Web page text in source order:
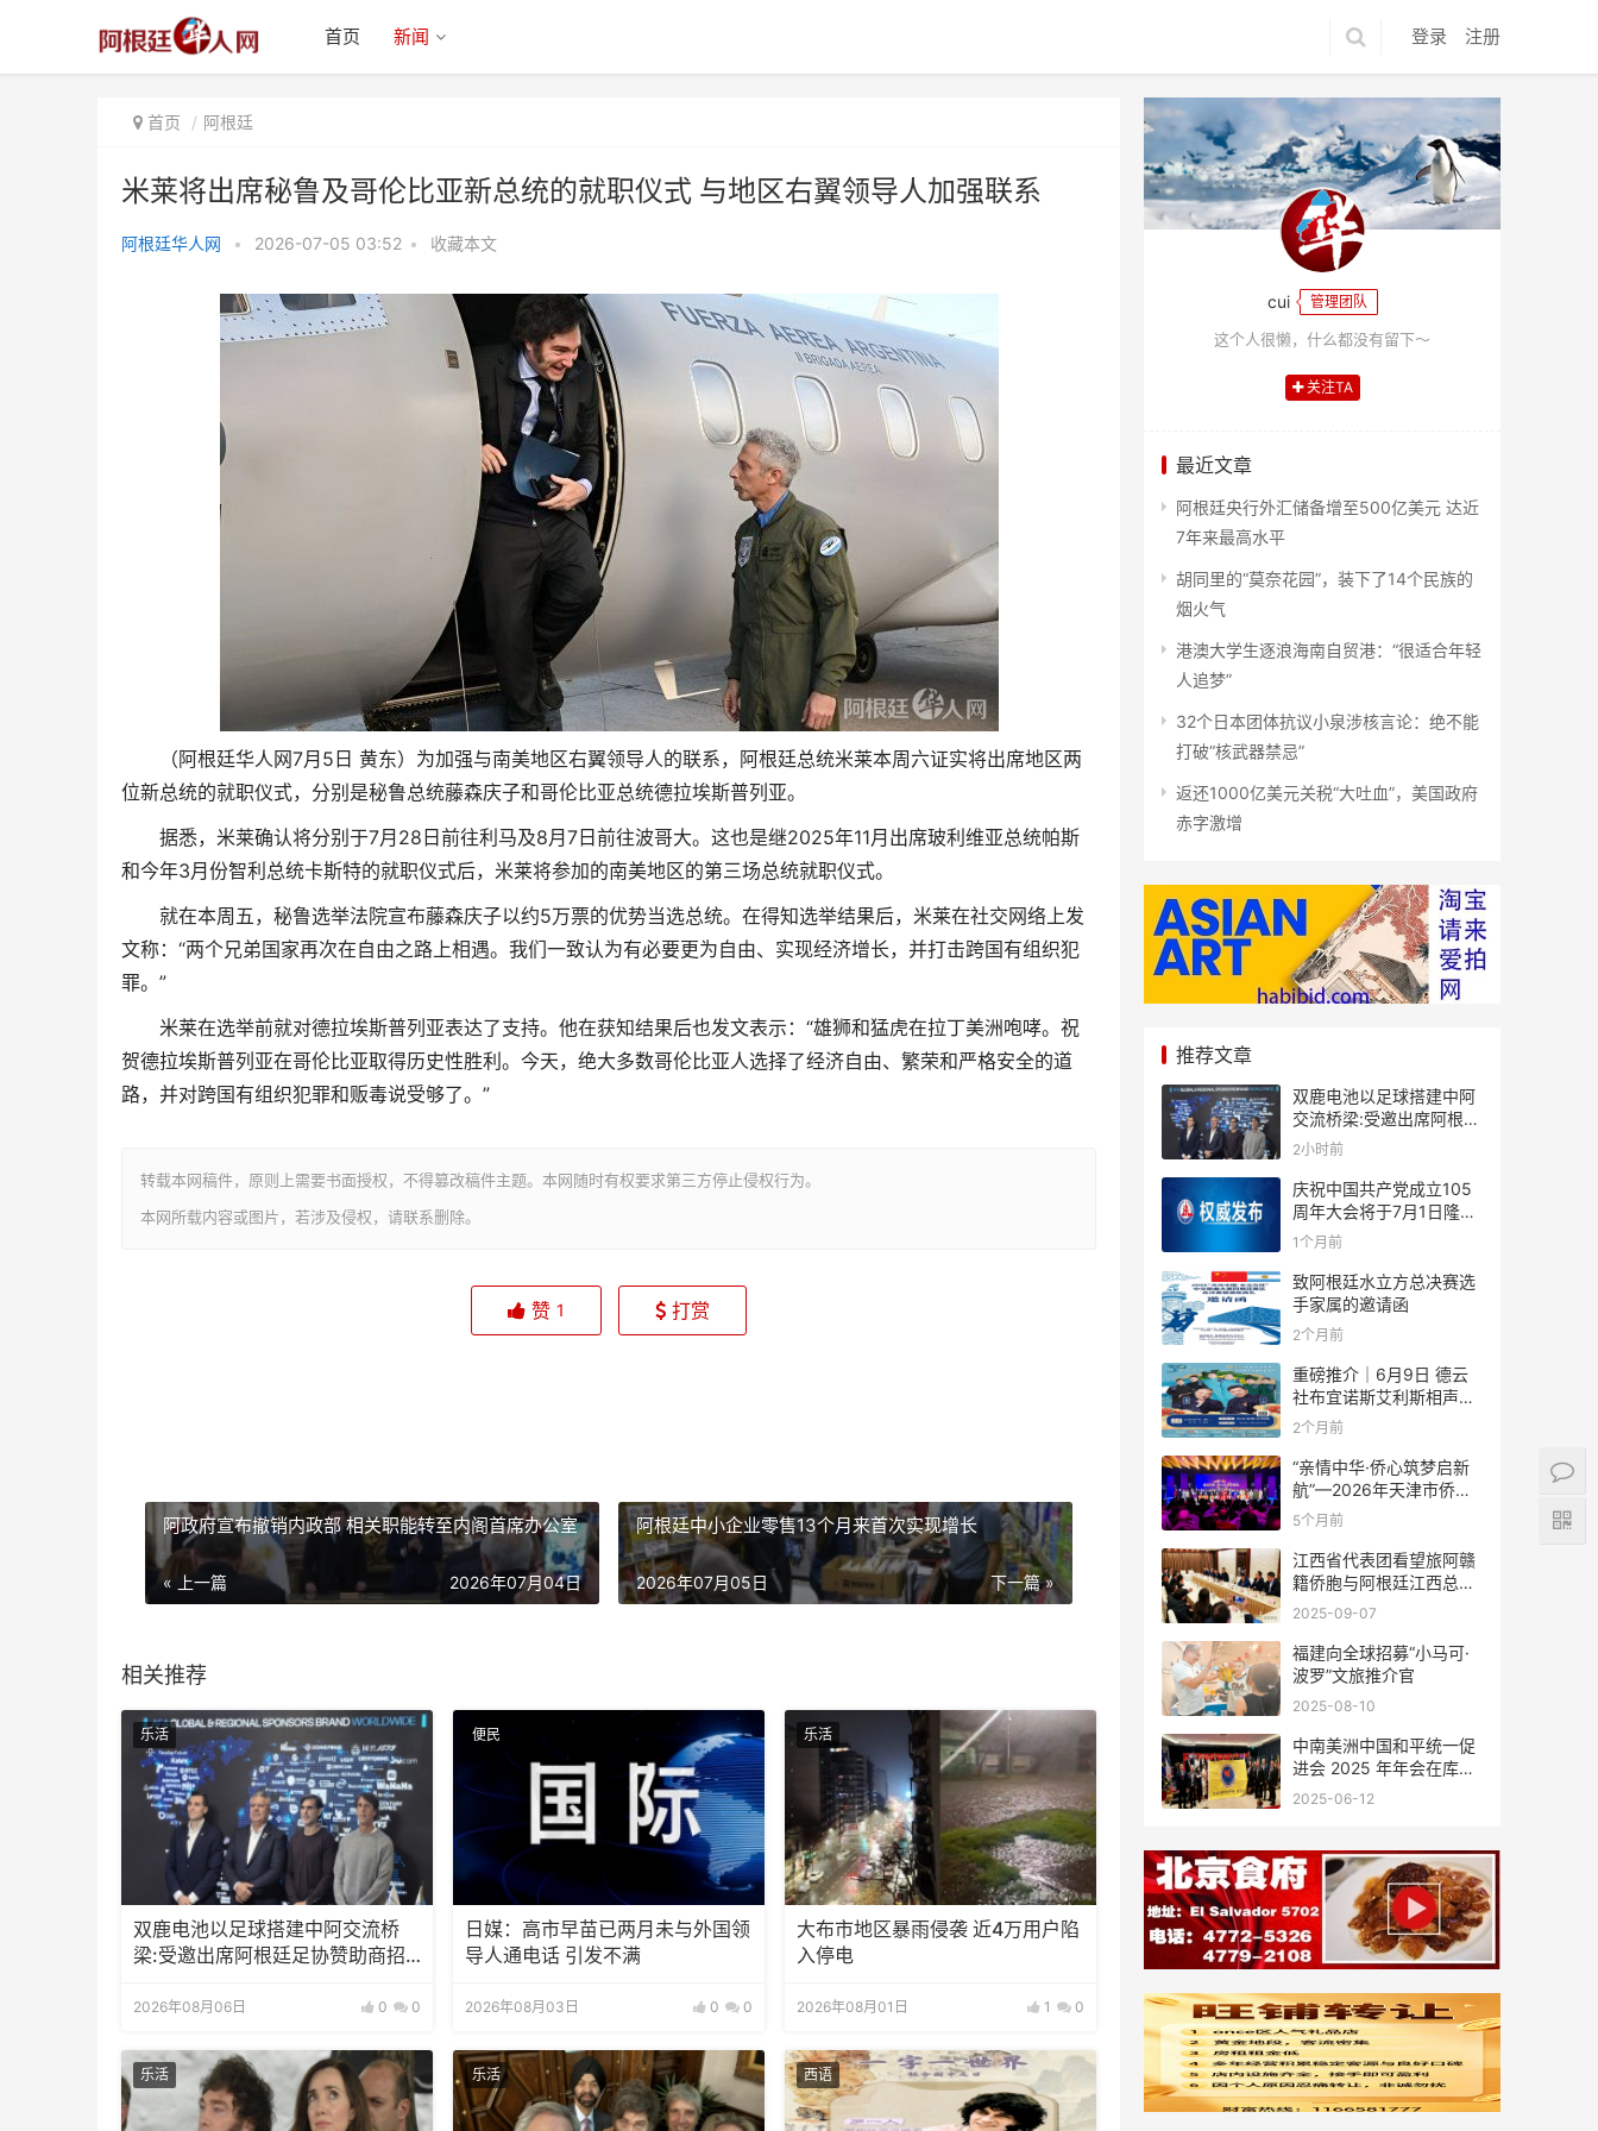
登录 注册
首页 新闻
首页 阿根廷
米莱将出席秘鲁及哥伦比亚新总统的就职仪式 与地区右翼领导人加强联系
阿根廷华人网 • 2026-07-05 03:52 • 收藏本文
（阿根廷华人网7月5日 黄东）为加强与南美地区右翼领导人的联系，阿根廷总统米莱本周六证实将出席地区两
位新总统的就职仪式，分别是秘鲁总统藤森庆子和哥伦比亚总统德拉埃斯普列亚。
据悉，米莱确认将分别于7月28日前往利马及8月7日前往波哥大。这也是继2025年11月出席玻利维亚总统帕斯
和今年3月份智利总统卡斯特的就职仪式后，米莱将参加的南美地区的第三场总统就职仪式。
就在本周五，秘鲁选举法院宣布藤森庆子以约5万票的优势当选总统。在得知选举结果后，米莱在社交网络上发
文称：“两个兄弟国家再次在自由之路上相遇。我们一致认为有必要更为自由、实现经济增长，并打击跨国有组织犯
罪。”
米莱在选举前就对德拉埃斯普列亚表达了支持。他在获知结果后也发文表示：“雄狮和猛虎在拉丁美洲咆哮。祝
贺德拉埃斯普列亚在哥伦比亚取得历史性胜利。今天，绝大多数哥伦比亚人选择了经济自由、繁荣和严格安全的道
路，并对跨国有组织犯罪和贩毒说受够了。”
转载本网稿件，原则上需要书面授权，不得篡改稿件主题。本网随时有权要求第三方停止侵权行为。
本网所载内容或图片，若涉及侵权，请联系删除。
的就职仪式 与地区右翼
赞 1 打赏
阿政府宣布撤销内政部 相关职能转至内阁首席办公室
« 上一篇 2026年07月04日
阿根廷中小企业零售13个月来首次实现增长
下一篇 »
2026年07月05日
相关推荐
乐活
双鹿电池以足球搭建中阿交流桥
梁:受邀出席阿根廷足协赞助商招
2026年08月06日 0 0
便民
日媒：高市早苗已两月未与外国领
导人通电话 引发不满
2026年08月03日 0 0
乐活
大布市地区暴雨侵袭 近4万用户陷
入停电
2026年08月01日 1 0
乐活 乐活 西语
cui 管理团队
这个人很懒，什么都没有留下～
关注TA
最近文章
阿根廷央行外汇储备增至500亿美元 达近
7年来最高水平
胡同里的“莫奈花园”，装下了14个民族的
烟火气
港澳大学生逐浪海南自贸港：“很适合年轻
人追梦”
32个日本团体抗议小泉涉核言论：绝不能
打破“核武器禁忌”
返还1000亿美元关税“大吐血”，美国政府
赤字激增
推荐文章
双鹿电池以足球搭建中阿
交流桥梁:受邀出席阿根廷
足协赞助商招待会！
2小时前
庆祝中国共产党成立105
周年大会将于7月1日隆重
举行
1个月前
致阿根廷水立方总决赛选
手家属的邀请函
2个月前
重磅推介｜6月9日 德云
社布宜诺斯艾利斯相声专
场！国风曲艺邂逅南美风
结！
2个月前
“亲情中华·侨心筑梦启新
航”—2026年天津市侨界
新春联谊活动成功举办
5个月前
江西省代表团看望旅阿赣
籍侨胞与阿根廷江西总商
会座谈
2025-09-07
福建向全球招募“小马可·
波罗”文旅推介官
2025-08-10
中南美洲中国和平统一促
进会 2025 年年会在库拉
索圆满举行，共绘反“独”
2025-06-12